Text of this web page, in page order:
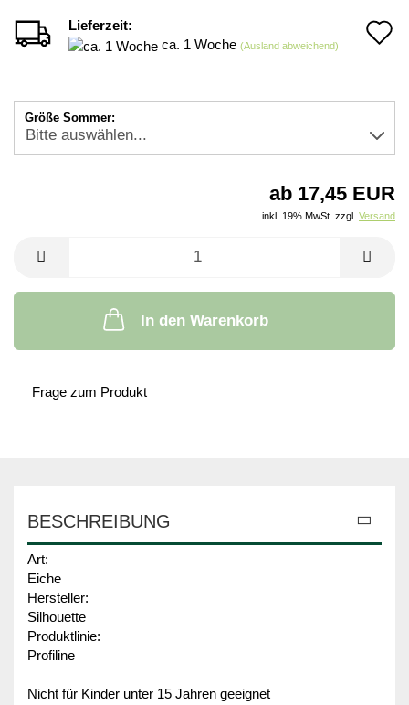
Lieferzeit:
ca. 1 Woche (Ausland abweichend)
Größe Sommer:
ab 17,45 EUR
inkl. 19% MwSt. zzgl. Versand
In den Warenkorb
Frage zum Produkt
BESCHREIBUNG
Art:
Eiche
Hersteller:
Silhouette
Produktlinie:
Profiline
Nicht für Kinder unter 15 Jahren geeignet